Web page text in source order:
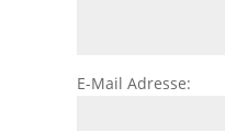
E-Mail Adresse: